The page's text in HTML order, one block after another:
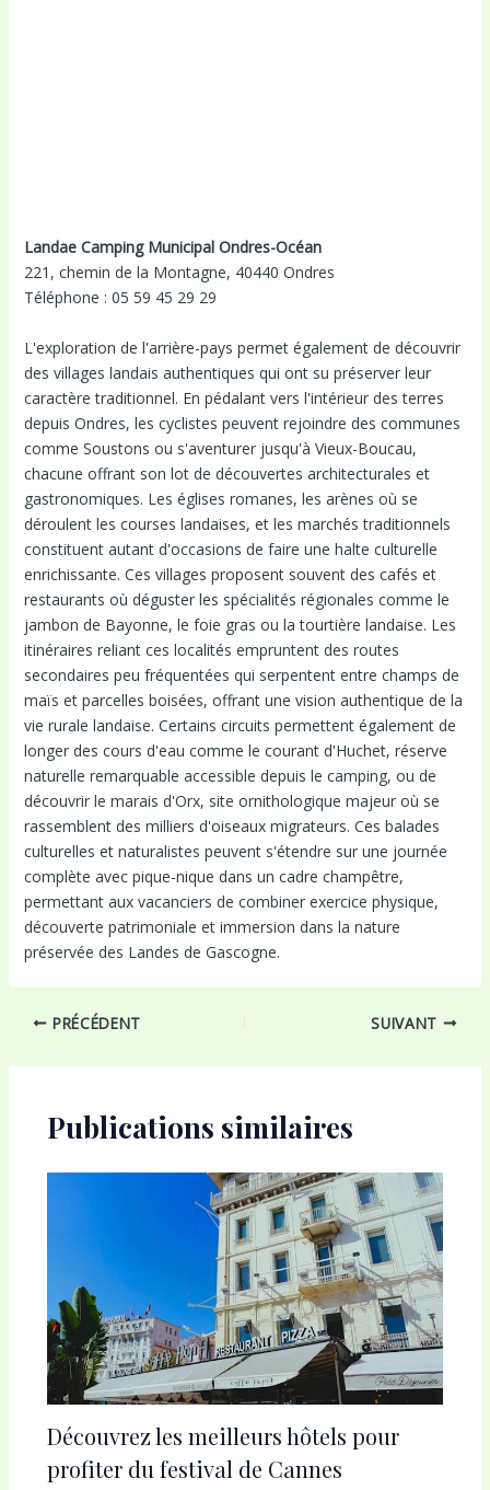
Landae Camping Municipal Ondres-Océan
221, chemin de la Montagne, 40440 Ondres
Téléphone : 05 59 45 29 29
L'exploration de l'arrière-pays permet également de découvrir
des villages landais authentiques qui ont su préserver leur
caractère traditionnel. En pédalant vers l'intérieur des terres
depuis Ondres, les cyclistes peuvent rejoindre des communes
comme Soustons ou s'aventurer jusqu'à Vieux-Boucau,
chacune offrant son lot de découvertes architecturales et
gastronomiques. Les églises romanes, les arènes où se
déroulent les courses landaises, et les marchés traditionnels
constituent autant d'occasions de faire une halte culturelle
enrichissante. Ces villages proposent souvent des cafés et
restaurants où déguster les spécialités régionales comme le
jambon de Bayonne, le foie gras ou la tourtière landaise. Les
itinéraires reliant ces localités empruntent des routes
secondaires peu fréquentées qui serpentent entre champs de
maïs et parcelles boisées, offrant une vision authentique de la
vie rurale landaise. Certains circuits permettent également de
longer des cours d'eau comme le courant d'Huchet, réserve
naturelle remarquable accessible depuis le camping, ou de
découvrir le marais d'Orx, site ornithologique majeur où se
rassemblent des milliers d'oiseaux migrateurs. Ces balades
culturelles et naturalistes peuvent s'étendre sur une journée
complète avec pique-nique dans un cadre champêtre,
permettant aux vacanciers de combiner exercice physique,
découverte patrimoniale et immersion dans la nature
préservée des Landes de Gascogne.
Navigation
articles
PRÉCÉDENT SUIVANT
Publications similaires
Découvrez les meilleurs hôtels pour
profiter du festival de Cannes